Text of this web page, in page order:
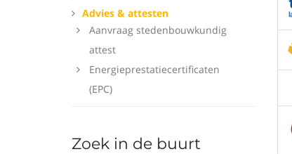
Advies & attesten
Aanvraag stedenbouwkundig
attest
Energieprestatiecertificaten
(EPC)
Zoek in de buurt